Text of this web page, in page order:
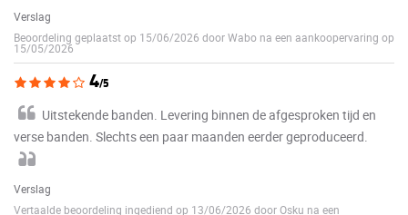
Verslag
Beoordeling geplaatst op 15/06/2026 door Wabo na een aankoopervaring op
15/05/2026
4/5
Uitstekende banden. Levering binnen de afgesproken tijd en
verse banden. Slechts een paar maanden eerder geproduceerd.
Verslag
Vertaalde beoordeling ingediend op 13/06/2026 door Osku na een